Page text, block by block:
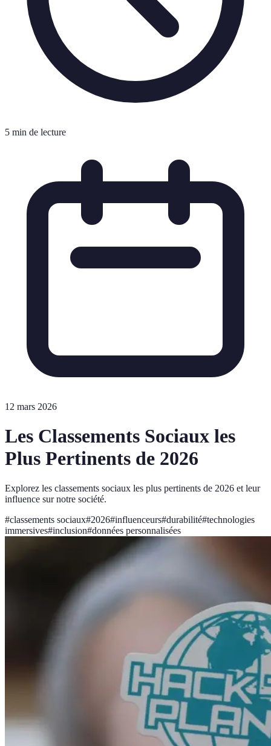
5 min de lecture
12 mars 2026
Les Classements Sociaux les
Plus Pertinents de 2026
Explorez les classements sociaux les plus pertinents de 2026 et leur
influence sur notre société.
#classements sociaux#2026#influenceurs#durabilité#technologies
immersives#inclusion#données personnalisées